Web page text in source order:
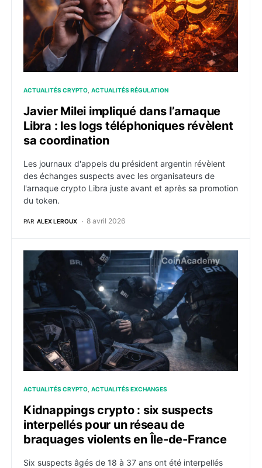
ACTUALITÉS CRYPTO ACTUALITÉS RÉGULATION
Javier Milei impliqué dans l’arnaque
Libra : les logs téléphoniques révèlent
sa coordination
Les journaux d'appels du président argentin révèlent
des échanges suspects avec les organisateurs de
l'arnaque crypto Libra juste avant et après sa promotion
du token.
PAR ALEX LEROUX 8 avril 2026
Kidnappings crypto : six suspects interpellés pour
ACTUALITÉS CRYPTO ACTUALITÉS EXCHANGES
Kidnappings crypto : six suspects
interpellés pour un réseau de
braquages violents en Île-de-France
Six suspects âgés de 18 à 37 ans ont été interpellés